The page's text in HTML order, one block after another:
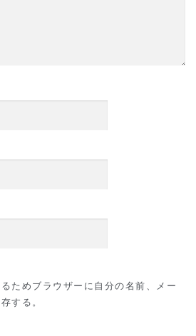
ためブラウザーに自分の名前、メー
する。